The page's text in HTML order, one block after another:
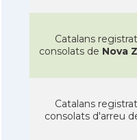
Catalans
consolats de Nova
Catalans
consolats d'arreu